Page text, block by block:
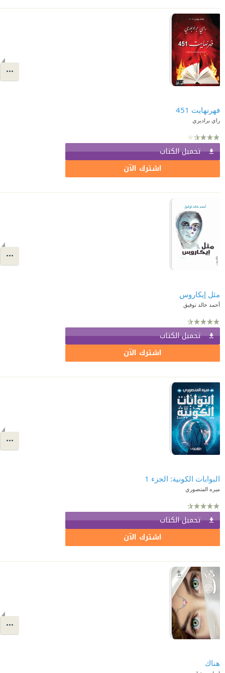
فهرنهايت 451
راي برادبري
تحميل الكتاب
اشترك الآن
مثل إيكاروس
أحمد خالد توفيق
تحميل الكتاب
اشترك الآن
البوابات الكونية: الجزء 1
ميره المنصوري
تحميل الكتاب
اشترك الآن
هناك